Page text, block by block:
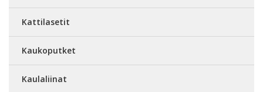
Kattilasetit
Kaukoputket
Kaulaliinat